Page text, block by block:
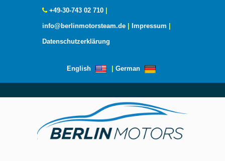
+49-30-743 02 710
info@berlinmotorsteam.de Impressum
Datenschutzerklärung
English German